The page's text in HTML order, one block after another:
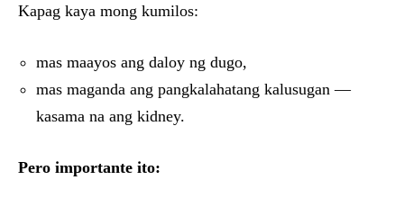
Kapag kaya mong kumilos:
mas maayos ang daloy ng dugo,
mas maganda ang pangkalahatang kalusugan —
kasama na ang kidney.
Pero importante ito: